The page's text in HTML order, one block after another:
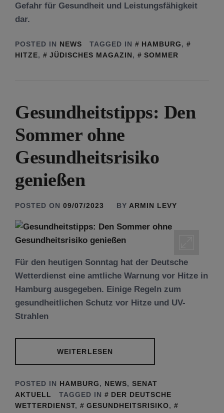
Gefahr für Gesundheit und Leistungsfähigkeit
dar.
POSTED IN NEWS TAGGED IN HAMBURG,
HITZE, JÜDISCHES MAGAZIN, SOMMER
Gesundheitstipps: Den
Sommer ohne
Gesundheitsrisiko
genießen
POSTED ON 09/07/2023 BY ARMIN LEVY
Für den heutigen Sonntag hat der Deutsche
Wetterdienst eine amtliche Warnung vor Hitze in
Hamburg ausgegeben. Einige Regeln zum
gesundheitlichen Schutz vor Hitze und UV-
Strahlen
WEITERLESEN
POSTED IN HAMBURG, NEWS, SENAT
AKTUELL
TAGGED IN
DER DEUTSCHE
WETTERDIENST, GESUNDHEITSRISIKO,